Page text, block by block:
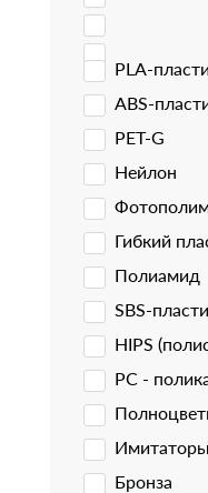
PLA-
ABS-
PET-G
Нейлон
Гибкий
Полиамид
SBS-
HIPS
PC -
Бронза